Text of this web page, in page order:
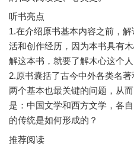
听书亮点
1.在介绍原书基本内容之前，
活和创作经历，因为本书具有
解这本书，就要了解木心这个人
2.原书囊括了古今中外各类名
两个基本也最关键的问题，从
是：中国文学和西方文学，各
推荐阅读